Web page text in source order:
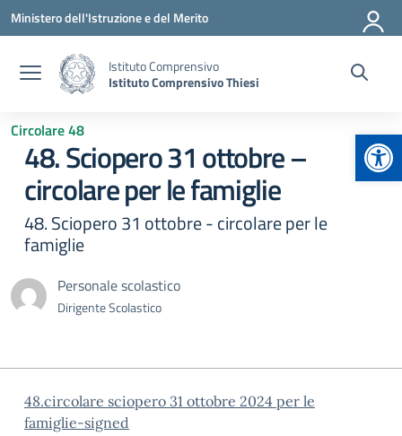
Vai ai contenuti
Vai al menu di navigazione
Vai al footer
Ministero dell'Istruzione e del Merito
Istituto Comprensivo
Istituto Comprensivo Thiesi
Circolare 48
48. Sciopero 31 ottobre –
circolare per le famiglie
48. Sciopero 31 ottobre - circolare per le
famiglie
Personale scolastico
Dirigente Scolastico
48.circolare sciopero 31 ottobre 2024 per le
famiglie-signed